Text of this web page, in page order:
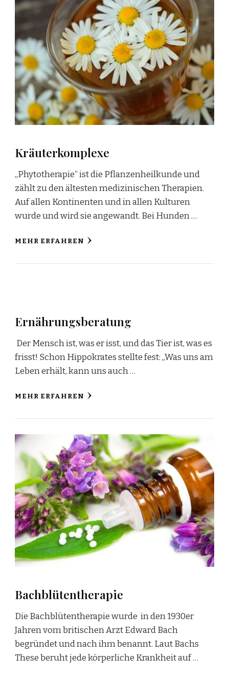
Kräuterkomplexe
„Phytotherapie“ ist die Pflanzenheilkunde und
zählt zu den ältesten medizinischen Therapien.
Auf allen Kontinenten und in allen Kulturen
wurde und wird sie angewandt. Bei Hunden …
MEHR ERFAHREN
Ernährungsberatung
Der Mensch ist, was er isst, und das Tier ist, was es
frisst! Schon Hippokrates stellte fest: „Was uns am
Leben erhält, kann uns auch …
MEHR ERFAHREN
Bachblütentherapie
Die Bachblütentherapie wurde in den 1930er
Jahren vom britischen Arzt Edward Bach
begründet und nach ihm benannt. Laut Bachs
These beruht jede körperliche Krankheit auf …